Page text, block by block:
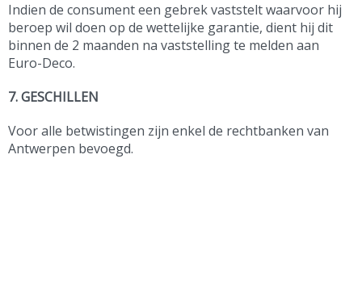
Indien de consument een gebrek vaststelt waarvoor hij
beroep wil doen op de wettelijke garantie, dient hij dit
binnen de 2 maanden na vaststelling te melden aan
Euro-Deco.
7. GESCHILLEN
Voor alle betwistingen zijn enkel de rechtbanken van
Antwerpen bevoegd.